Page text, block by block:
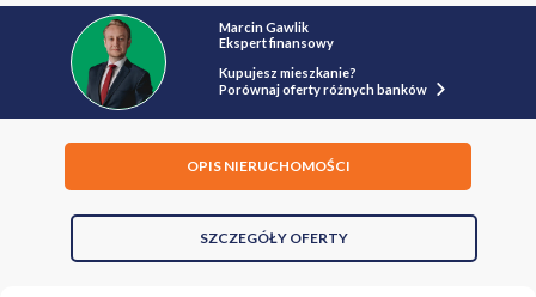
Marcin Gawlik
Ekspert finansowy
Kupujesz mieszkanie?
Porównaj oferty różnych banków
OPIS NIERUCHOMOŚCI
SZCZEGÓŁY OFERTY